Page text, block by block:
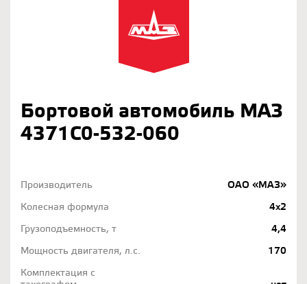
Бортовой автомобиль МАЗ
4371С0-532-060
Производитель
ОАО «МАЗ»
Колесная формула
4х2
Грузоподъемность, т
4,4
Мощность двигателя, л.с.
170
Комплектация с